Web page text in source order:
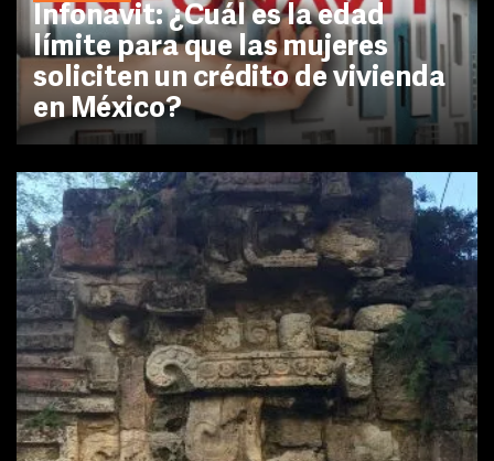
Infonavit: ¿Cuál es la edad
límite para que las mujeres
soliciten un crédito de vivienda
en México?